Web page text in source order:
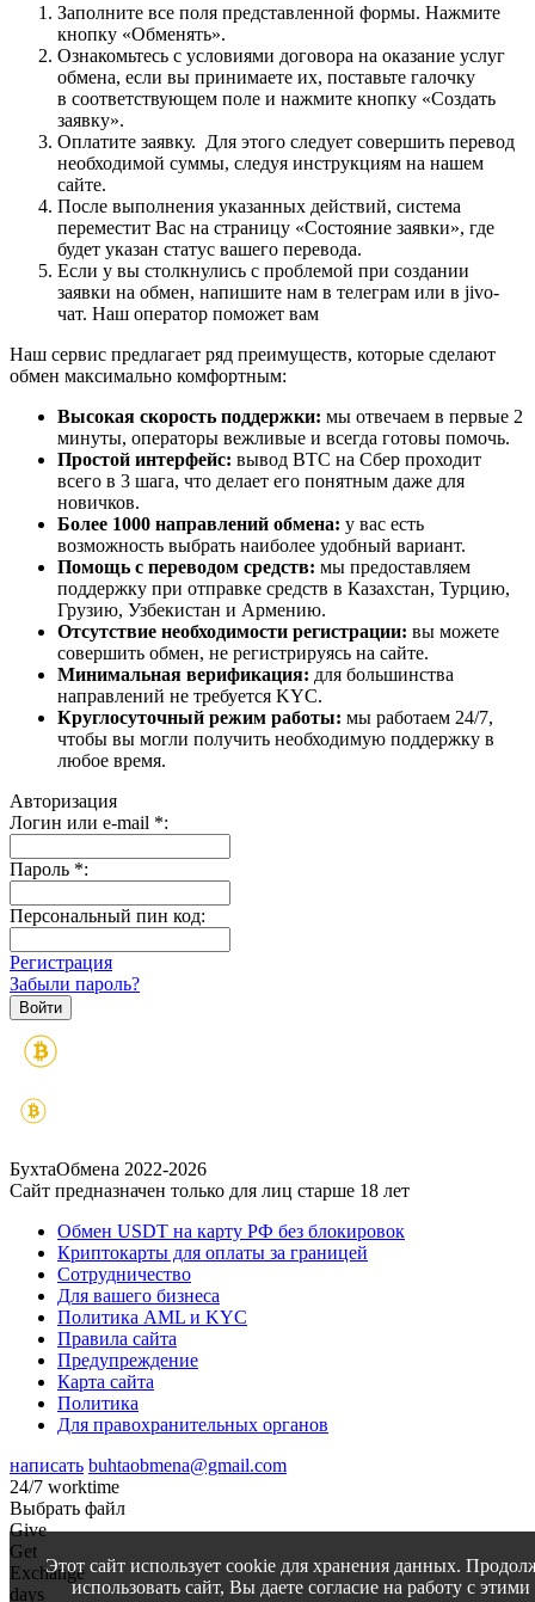
Заполните все поля представленной формы. Нажмите
кнопку «Обменять».
Ознакомьтесь с условиями договора на оказание услуг
обмена, если вы принимаете их, поставьте галочку
в соответствующем поле и нажмите кнопку «Создать
заявку».
Оплатите заявку. Для этого следует совершить перевод
необходимой суммы, следуя инструкциям на нашем
сайте.
После выполнения указанных действий, система
переместит Вас на страницу «Состояние заявки», где
будет указан статус вашего перевода.
Если у вы столкнулись с проблемой при создании
заявки на обмен, напишите нам в телеграм или в jivo-
чат. Наш оператор поможет вам
Наш сервис предлагает ряд преимуществ, которые сделают
обмен максимально комфортным:
Высокая скорость поддержки: мы отвечаем в первые 2
минуты, операторы вежливые и всегда готовы помочь.
Простой интерфейс: вывод BTC на Сбер проходит
всего в 3 шага, что делает его понятным даже для
новичков.
Более 1000 направлений обмена: у вас есть
возможность выбрать наиболее удобный вариант.
Помощь с переводом средств: мы предоставляем
поддержку при отправке средств в Казахстан, Турцию,
Грузию, Узбекистан и Армению.
Отсутствие необходимости регистрации: вы можете
совершить обмен, не регистрируясь на сайте.
Минимальная верификация: для большинства
направлений не требуется KYC.
Круглосуточный режим работы: мы работаем 24/7,
чтобы вы могли получить необходимую поддержку в
любое время.
Авторизация
Логин или e-mail *:
Пароль *:
Персональный пин код:
Регистрация
Забыли пароль?
БухтаОбмена 2022-2026
Сайт предназначен только для лиц старше 18 лет
Обмен USDT на карту РФ без блокировок
Криптокарты для оплаты за границей
Сотрудничество
Для вашего бизнеса
Политика AML и KYC
Правила сайта
Предупреждение
Карта сайта
Политика
Для правохранительных органов
написать buhtaobmena@gmail.com
24/7 worktime
Выбрать файл
Give
Get
Exchange
days
Этот сайт использует cookie для хранения данных.
использовать сайт, Вы даете согласие на работу с этими